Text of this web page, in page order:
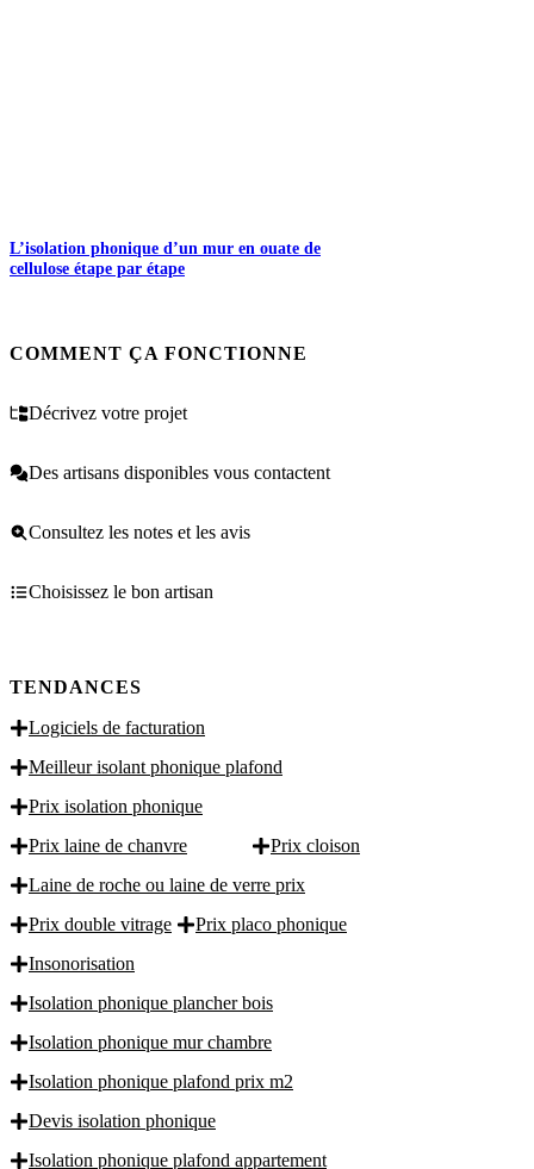
L’isolation phonique d’un mur en ouate de
cellulose étape par étape
COMMENT ÇA FONCTIONNE
Décrivez votre projet
Des artisans disponibles vous contactent
Consultez les notes et les avis
Choisissez le bon artisan
TENDANCES
Logiciels de facturation
Meilleur isolant phonique plafond
Prix isolation phonique
Prix laine de chanvre
Prix cloison
Laine de roche ou laine de verre prix
Prix double vitrage
Prix placo phonique
Insonorisation
Isolation phonique plancher bois
Isolation phonique mur chambre
Isolation phonique plafond prix m2
Devis isolation phonique
Isolation phonique plafond appartement